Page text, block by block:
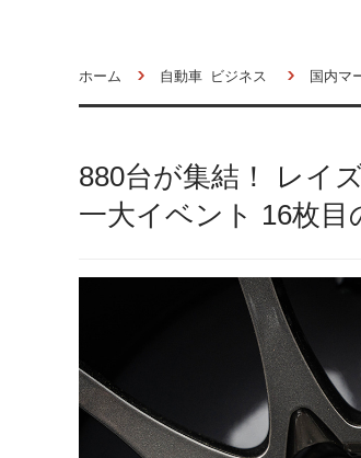
ホーム 自動車 ビジネス 国内マ
880台が集結！ レイ
一大イベント 16枚目